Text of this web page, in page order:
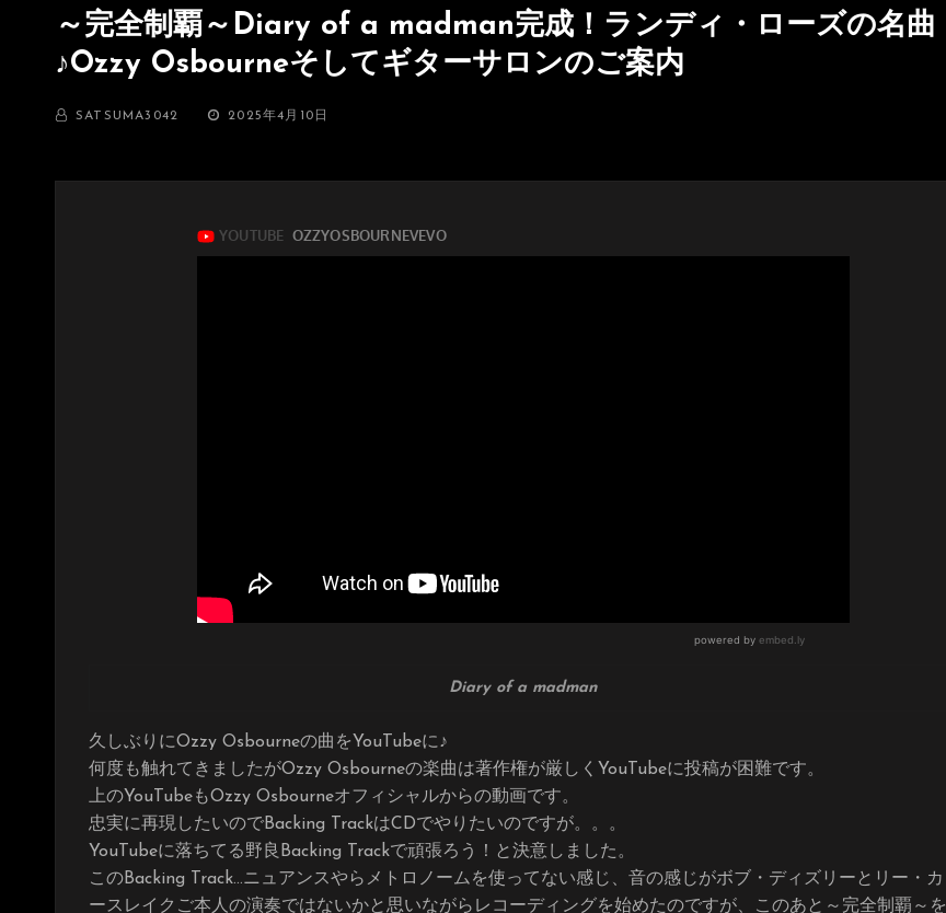
～完全制覇～Diary of a madman完成！ランディ・ローズの名曲
♪Ozzy Osbourneそしてギターサロンのご案内
BY SATSUMA3042
投
2025年4月10日
Diary of a madman
久しぶりにOzzy Osbourneの曲をYouTubeに♪
何度も触れてきましたがOzzy Osbourneの楽曲は著作権が厳しくYouTubeに投稿が困難です。
上のYouTubeもOzzy Osbourneオフィシャルからの動画です。
忠実に再現したいのでBacking TrackはCDでやりたいのですが。。。
YouTubeに落ちてる野良Backing Trackで頑張ろう！と決意しました。
このBacking Track…ニュアンスやらメトロノームを使ってない感じ、音の感じがボブ・ディズリーとリー・カ
ースレイクご本人の演奏ではないかと思いながらレコーディングを始めたのですが、このあと～完全制覇～を